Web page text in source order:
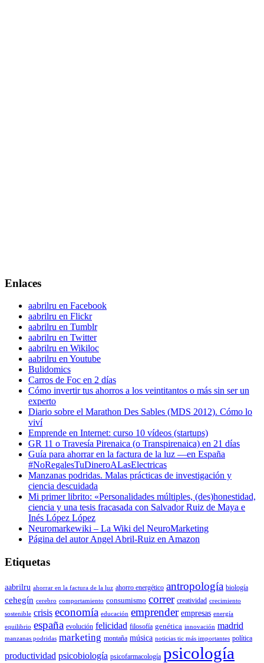
Enlaces
aabrilru en Facebook
aabrilru en Flickr
aabrilru en Tumblr
aabrilru en Twitter
aabrilru en Wikiloc
aabrilru en Youtube
Bulidomics
Carros de Foc en 2 días
Cómo invertir tus ahorros a los veintitantos o más sin ser un
experto
Diario sobre el Marathon Des Sables (MDS 2012). Cómo lo
viví
Emprende en Internet: curso 10 vídeos (startups)
GR 11 o Travesía Pirenaica (o Transpirenaica) en 21 días
Guía para ahorrar en la factura de la luz —en España
#NoRegalesTuDineroALasElectricas
Manzanas podridas. Malas prácticas de investigación y
ciencia descuidada
Mi primer librito: «Personalidades múltiples, (des)honestidad,
ciencia y una tesis fracasada con Salvador Ruiz de Maya e
Inés López López
Neuromarkewiki – La Wiki del NeuroMarketing
Página del autor Angel Abril-Ruiz en Amazon
Etiquetas
aabrilru ahorrar en la factura de la luz ahorro energético antropología biología
cehegín cerebro comportamiento consumismo correr creatividad crecimiento
sostenible crisis economía educación emprender empresas energía
equilibrio españa evolución felicidad filosofía genética innovación madrid
manzanas podridas marketing montaña música noticias tic más importantes política
productividad psicobiología psicofarmacología psicología